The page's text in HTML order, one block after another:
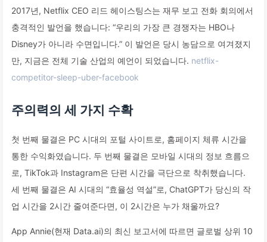
2017년, Netflix CEO 리드 헤이스팅스는 재무 보고 전화 회의에서
충격적인 발언을 했습니다: “우리의 가장 큰 경쟁자는 HBO나
Disney가 아니라 수면입니다.” 이 발언은 당시 농담으로 여겨졌지
만, 지금은 전체 기술 산업의 예언이 되었습니다. netflix-
competitor-sleep-uber-facebook
주의력의 세 가지 수확
첫 번째 물결은 PC 시대의 포털 사이트로, 홈페이지 체류 시간을
통한 수익화였습니다. 두 번째 물결은 모바일 시대의 정보 흐름으
로, TikTok과 Instagram은 단편 시간을 극단으로 착취했습니다.
세 번째 물결은 AI 시대의 “효율성 역설”로, ChatGPT가 당신의 작
업 시간을 2시간 줄여준다면, 이 2시간은 누가 채울까요?
App Annie(현재 Data.ai)의 최신 보고서에 따르면 글로벌 상위 10